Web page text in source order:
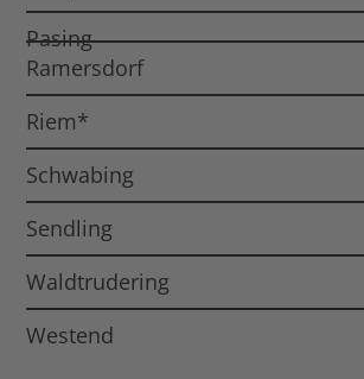
Pasing
Ramersdorf
Riem*
Schwabing
Sendling
Waldtrudering
Westend